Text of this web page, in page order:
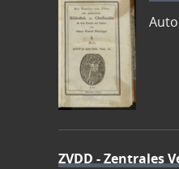
ZVDD - Zentrales